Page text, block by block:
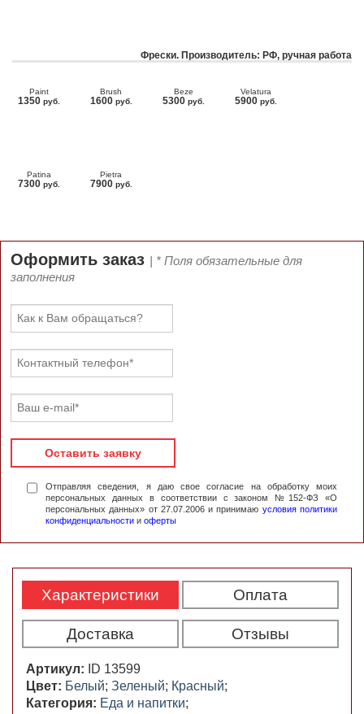
Фрески. Производитель: РФ, ручная работа
Paint
1350 руб.
Brush
1600 руб.
Beze
5300 руб.
Velatura
5900 руб.
Patina
7300 руб.
Pietra
7900 руб.
Оформить заказ | * Поля обязательные для
заполнения
Оставить заявку
Отправляя сведения, я даю свое согласие на обработку моих
персональных данных в соответствии с законом №152-ФЗ «О
персональных данных» от 27.07.2006 и принимаю условия политики
конфиденциальности и оферты
Характеристики Оплата
Доставка Отзывы
Артикул:
ID 13599
Цвет: Белый; Зеленый; Красный;
Категория: Еда и напитки;